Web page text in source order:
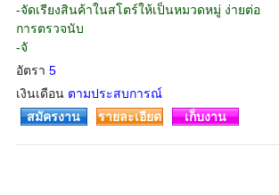
-จัดเรียงสินค้าในสโตร์ให้เป็นหมวดหมู่ ง่ายต่อ
การตรวจนับ
-จั
อัตรา 5
เงินเดือน ตามประสบการณ์
สมัครงาน รายละเอียด เก็บงาน